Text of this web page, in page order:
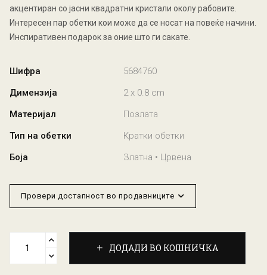
акцентиран со јасни квадратни кристали околу рабовите.
Интересен пар обетки кои може да се носат на повеќе начини.
Инспиративен подарок за оние што ги сакате.
Шифра
5684760
Димензија
2 x 0.8 cm
Материјал
Позлата
Тип на обетки
Кратки обетки
Боја
Златна • Црвена
Провери достапност во продавниците
ДОДАДИ ВО КОШНИЧКА